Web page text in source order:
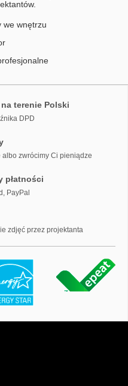
we wnętrzu
na terenie Polski
DPD
zwrócimy Ci pieniądze
płatności
PayPal
zdjęć przez projektanta